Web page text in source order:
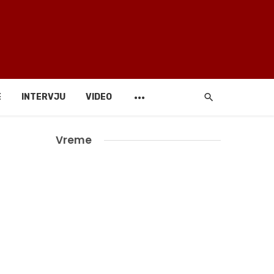
INTERVJU VIDEO
Vreme